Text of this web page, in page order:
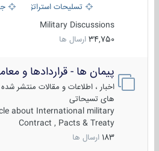
تسلیحات استراتژیک
Military Discussions
34,750 ارسال ها
پیمان ها - قراردادها و
اخبار ، اطلاعات و مقالات منتشر شده
های تسیحاتی
about International military
Contract , Pacts & Treaty
183 ارسال ها